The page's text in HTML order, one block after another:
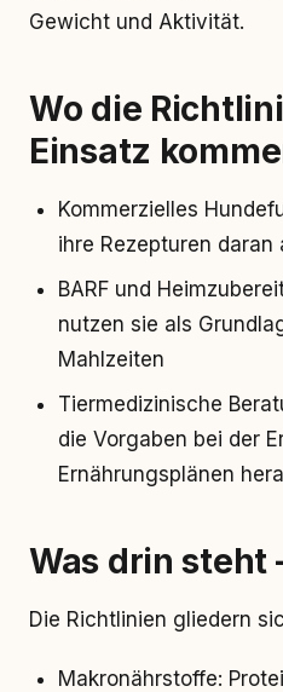
Gewicht und Aktivität.
Wo die
Einsatz
Kommerzielles
ihre Rezepturen daran
BARF und
nutzen sie als
Mahlzeiten
Tiermedizinische
die Vorgaben bei der
Ernährungsplänen
Was drin steht
Die Richtlinien gliedern
Makronährstoffe: